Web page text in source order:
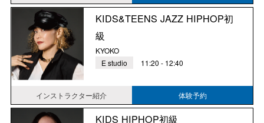
KIDS&TEENS JAZZ HIPHOP初
級
KYOKO
E studio
11:20 - 12:40
インストラクター紹介 体験予約
KIDS HIPHOP初級